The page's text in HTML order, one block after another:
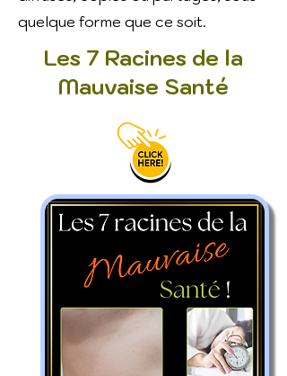
quelque forme que ce soit.
Les 7 Racines de la
Mauvaise Santé